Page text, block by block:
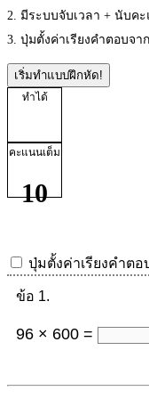
2. มีระบบจับเวลา + นับค
3. ปุ่มตั้งค่าเรียงคำตอบจ
เริ่มทำแบบฝึกหัด!
ทำได้
คะแนนเต็ม
10
ปุ่มตั้งค่าเรียงคำตอ
ข้อ 1.
96 × 600 =